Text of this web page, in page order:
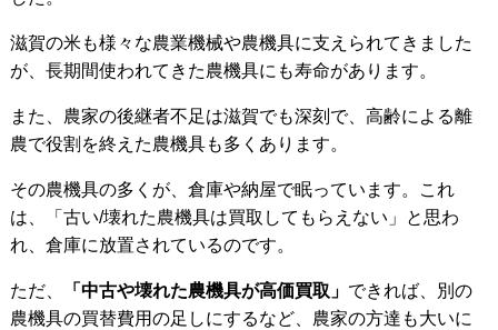
滋賀の米も様々な農業機械や農機具に支えられてきました
が、長期間使われてきた農機具にも寿命があります。
また、農家の後継者不足は滋賀でも深刻で、高齢による離
農で役割を終えた農機具も多くあります。
その農機具の多くが、倉庫や納屋で眠っています。これ
は、「古い/壊れた農機具は買取してもらえない」と思わ
れ、倉庫に放置されているのです。
ただ、 「中古や壊れた農機具が高価買取」 できれば、別の
農機具の買替費用の足しにするなど、農家の方達も大いに